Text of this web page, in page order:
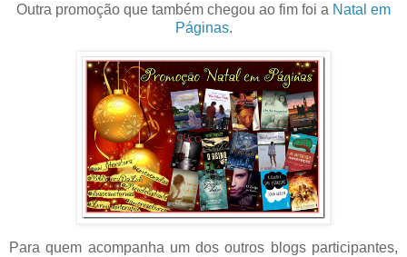
Outra promoção que também chegou ao fim foi a Natal em
Páginas.
Para quem acompanha um dos outros blogs participantes,